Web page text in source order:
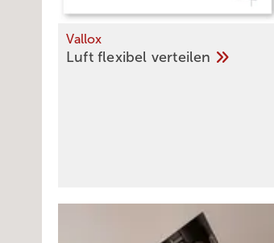
Vallox
Luft flexibel ­verteilen